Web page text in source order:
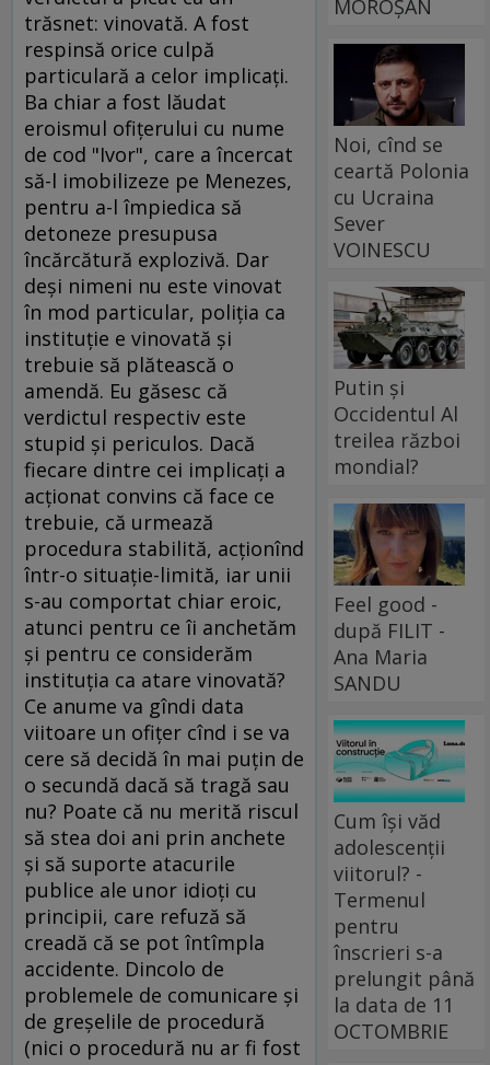
trăsnet: vinovată. A fost
respinsă orice culpă
particulară a celor implicaţi.
Ba chiar a fost lăudat
eroismul ofiţerului cu nume
de cod "Ivor", care a încercat
să-l imobilizeze pe Menezes,
pentru a-l împiedica să
detoneze presupusa
încărcătură explozivă. Dar
deşi nimeni nu este vinovat
în mod particular, poliţia ca
instituţie e vinovată şi
trebuie să plătească o
amendă. Eu găsesc că
verdictul respectiv este
stupid şi periculos. Dacă
fiecare dintre cei implicaţi a
acţionat convins că face ce
trebuie, că urmează
procedura stabilită, acţionînd
într-o situaţie-limită, iar unii
s-au comportat chiar eroic,
atunci pentru ce îi anchetăm
şi pentru ce considerăm
instituţia ca atare vinovată?
Ce anume va gîndi data
viitoare un ofiţer cînd i se va
cere să decidă în mai puţin de
o secundă dacă să tragă sau
nu? Poate că nu merită riscul
să stea doi ani prin anchete
şi să suporte atacurile
publice ale unor idioţi cu
principii, care refuză să
creadă că se pot întîmpla
accidente. Dincolo de
problemele de comunicare şi
de greşelile de procedură
(nici o procedură nu ar fi fost
MOROȘAN
Noi, cînd se
ceartă Polonia
cu Ucraina
Sever
VOINESCU
Putin și
Occidentul Al
treilea război
mondial?
Feel good -
după FILIT -
Ana Maria
SANDU
Cum își văd
adolescenții
viitorul? -
Termenul
pentru
înscrieri s-a
prelungit până
la data de 11
OCTOMBRIE